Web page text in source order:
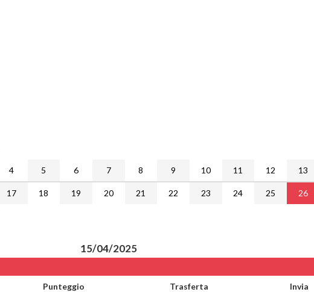
4 5 6 7 8 9 10 11 12 13
17 18 19 20 21 22 23 24 25
26
15/04/2025
Punteggio Trasferta Invia